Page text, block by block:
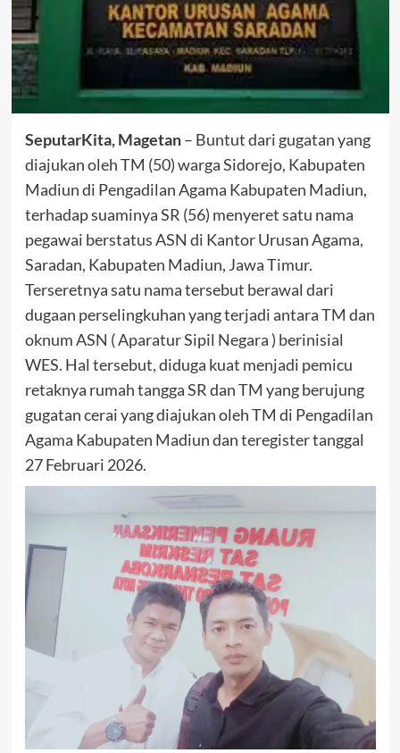
SeputarKita, Magetan– Buntut dari gugatan yang
diajukan oleh TM (50) warga Sidorejo, Kabupaten
Madiun di Pengadilan Agama Kabupaten Madiun,
terhadap suaminya SR (56) menyeret satu nama
pegawai berstatus ASN di Kantor Urusan Agama,
Saradan, Kabupaten Madiun, Jawa Timur.
Terseretnya satu nama tersebut berawal dari
dugaan perselingkuhan yang terjadi antara TM dan
oknum ASN ( Aparatur Sipil Negara ) berinisial
WES. Hal tersebut, diduga kuat menjadi pemicu
retaknya rumah tangga SR dan TM yang berujung
gugatan cerai yang diajukan oleh TM di Pengadilan
Agama Kabupaten Madiun dan teregister tanggal
27 Februari 2026.